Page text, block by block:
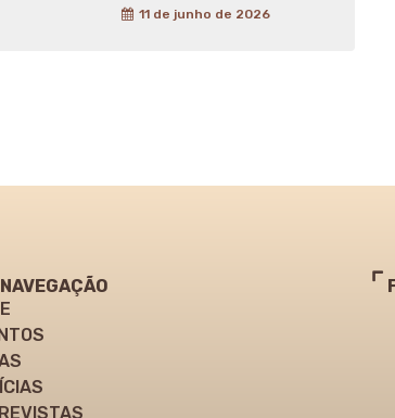
11 de junho de 2026